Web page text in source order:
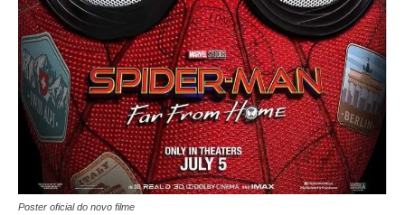
Poster oficial do novo filme